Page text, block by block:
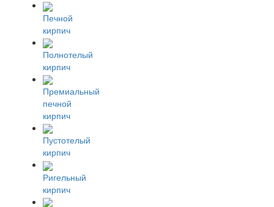
Печной
кирпич
Полнотелый
кирпич
Премиальный
печной
кирпич
Пустотелый
кирпич
Ригельный
кирпич